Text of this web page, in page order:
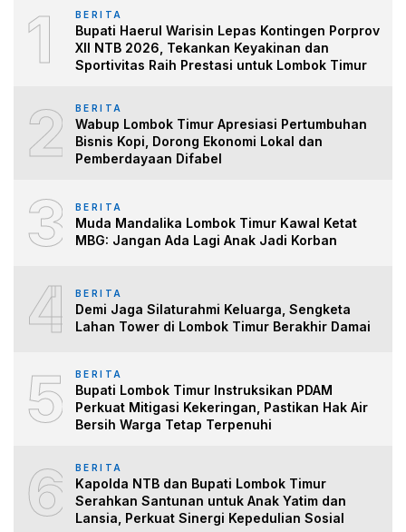
1 BERITA
Bupati Haerul Warisin Lepas Kontingen Porprov
XII NTB 2026, Tekankan Keyakinan dan
Sportivitas Raih Prestasi untuk Lombok Timur
2 BERITA
Wabup Lombok Timur Apresiasi Pertumbuhan
Bisnis Kopi, Dorong Ekonomi Lokal dan
Pemberdayaan Difabel
3 BERITA
Muda Mandalika Lombok Timur Kawal Ketat
MBG: Jangan Ada Lagi Anak Jadi Korban
4 BERITA
Demi Jaga Silaturahmi Keluarga, Sengketa
Lahan Tower di Lombok Timur Berakhir Damai
5 BERITA
Bupati Lombok Timur Instruksikan PDAM
Perkuat Mitigasi Kekeringan, Pastikan Hak Air
Bersih Warga Tetap Terpenuhi
6 BERITA
Kapolda NTB dan Bupati Lombok Timur
Serahkan Santunan untuk Anak Yatim dan
Lansia, Perkuat Sinergi Kepedulian Sosial